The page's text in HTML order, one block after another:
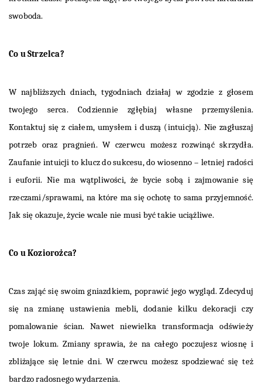
swoboda.
Co u Strzelca?
W najbliższych dniach, tygodniach działaj w zgodzie z głosem
twojego serca. Codziennie zgłębiaj własne przemyślenia.
Kontaktuj się z ciałem, umysłem i duszą (intuicją). Nie zagłuszaj
potrzeb oraz pragnień. W czerwcu możesz rozwinąć skrzydła.
Zaufanie intuicji to klucz do sukcesu, do wiosenno – letniej radości
i euforii. Nie ma wątpliwości, że bycie sobą i zajmowanie się
rzeczami/sprawami, na które ma się ochotę to sama przyjemność.
Jak się okazuje, życie wcale nie musi być takie uciążliwe.
Co u Koziorożca?
Czas zająć się swoim gniazdkiem, poprawić jego wygląd. Zdecyduj
się na zmianę ustawienia mebli, dodanie kilku dekoracji czy
pomalowanie ścian. Nawet niewielka transformacja odświeży
twoje lokum. Zmiany sprawia, że na całego poczujesz wiosnę i
zbliżające się letnie dni. W czerwcu możesz spodziewać się też
bardzo radosnego wydarzenia.